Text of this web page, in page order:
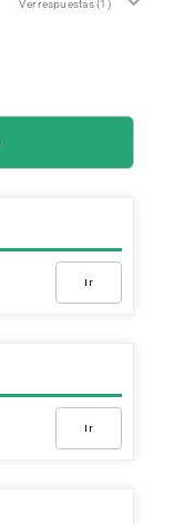
Ver respuestas(1)
Ir
Ir